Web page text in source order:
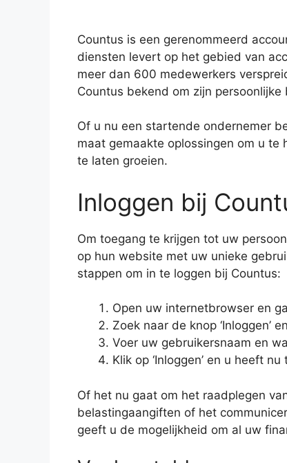
Countus is een gerenommeerd
diensten levert op het gebied van
meer dan 600 medewerkers
Countus bekend om zijn
Of u nu een startende ondernemer
maat gemaakte oplossingen om u
te laten groeien.
Inloggen bij
Om toegang te krijgen tot uw
op hun website met uw unieke
stappen om in te loggen bij Countus:
Open uw internetbrowser en
Zoek naar de knop ‘Inloggen’
Voer uw gebruikersnaam en
Klik op ‘Inloggen’ en u heeft
Of het nu gaat om het raadplegen
belastingaangiften of het
geeft u de mogelijkheid om al uw